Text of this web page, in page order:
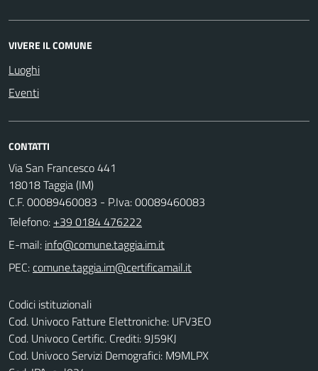
VIVERE IL COMUNE
Luoghi
Eventi
CONTATTI
Via San Francesco 441
18018 Taggia (IM)
C.F. 00089460083 - P.Iva: 00089460083
Telefono: +39 0184 476222
E-mail:
PEC:
Codici istituzionali
Cod. Univoco Fatture Elettroniche: UFV3EO
Cod. Univoco Certific. Crediti: 9J59KJ
Cod. Univoco Servizi Demografici: M9MLPX